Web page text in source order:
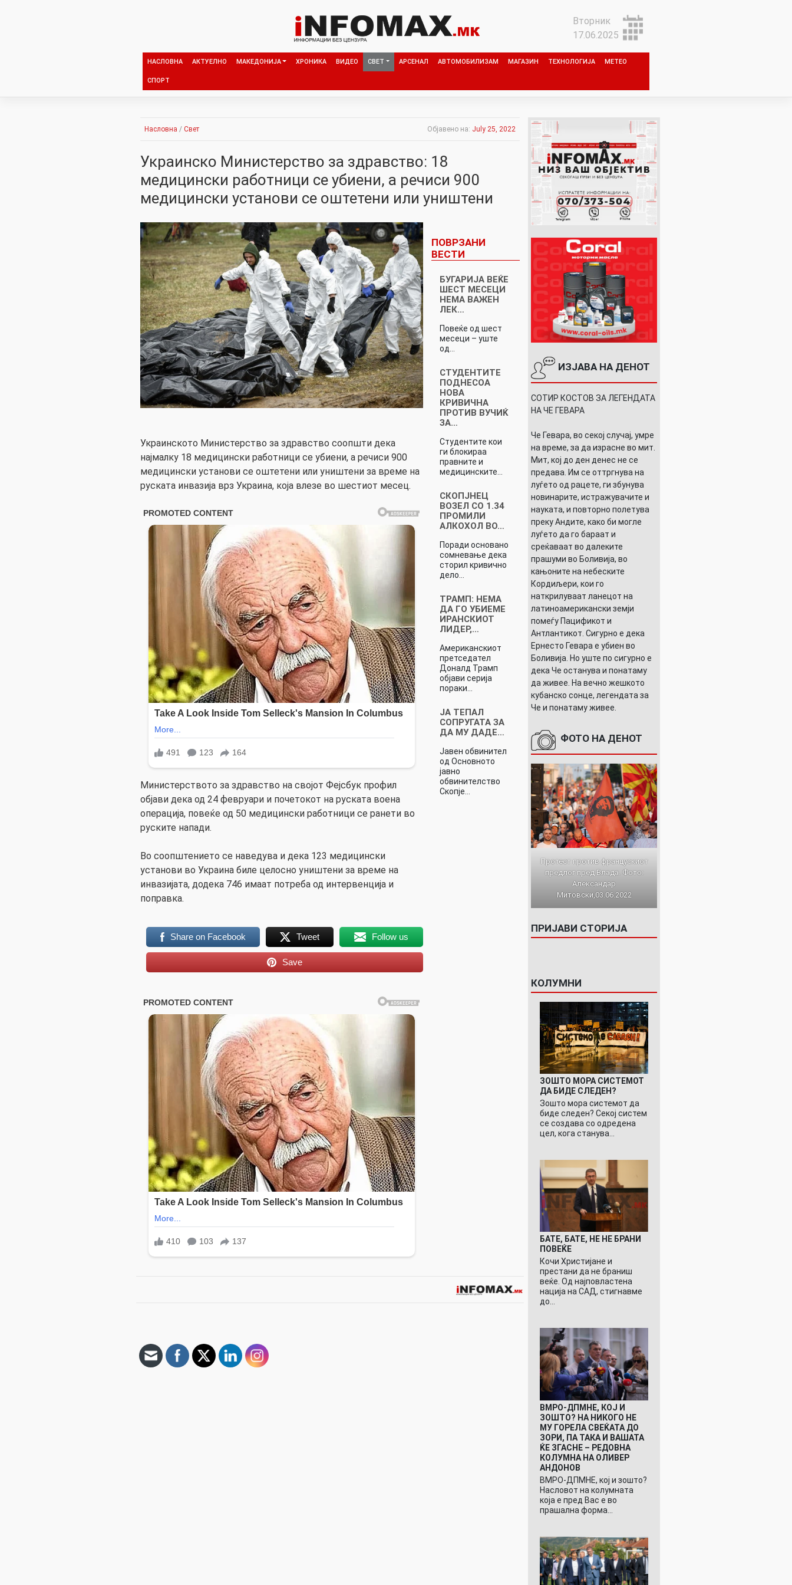
Вторник
17.06.2025
НАСЛОВНА АКТУЕЛНО МАКЕДОНИЈА ХРОНИКА ВИДЕО СВЕТ АРСЕНАЛ АВТОМОБИЛИЗАМ МАГАЗИН ТЕХНОЛОГИЈА МЕТЕО
СПОРТ
Насловна / Свет Објавено на: July 25, 2022
Украинско Министерство за здравство: 18
медицински работници се убиени, а речиси 900
медицински установи се оштетени или уништени
Украинското Министерство за здравство соопшти дека
најмалку 18 медицински работници се убиени, а речиси 900
медицински установи се оштетени или уништени за време на
руската инвазија врз Украина, која влезе во шестиот месец.
Министерството за здравство на својот Фејсбук профил
објави дека од 24 февруари и почетокот на руската воена
операција, повеќе од 50 медицински работници се ранети во
руските напади.
Во соопштението се наведува и дека 123 медицински
установи во Украина биле целосно уништени за време на
инвазијата, додека 746 имаат потреба од интервенција и
поправка.
Share on Facebook Tweet Follow us
Save
ПОВРЗАНИ
ВЕСТИ
БУГАРИЈА ВЕЌЕ
ШЕСТ МЕСЕЦИ
НЕМА ВАЖЕН
ЛЕК…
Повеќе од шест
месеци – уште
од…
СТУДЕНТИТЕ
ПОДНЕСОА
НОВА
КРИВИЧНА
ПРОТИВ ВУЧИЌ
ЗА…
Студентите кои
ги блокираа
правните и
медицинските…
СКОПЈНЕЦ
ВОЗЕЛ СО 1.34
ПРОМИЛИ
АЛКОХОЛ ВО…
Поради основано
сомневање дека
сторил кривично
дело…
ТРАМП: НЕМА
ДА ГО УБИЕМЕ
ИРАНСКИОТ
ЛИДЕР,…
Американскиот
претседател
Доналд Трамп
објави серија
пораки…
ЈА ТЕПАЛ
СОПРУГАТА ЗА
ДА МУ ДАДЕ…
Јавен обвинител
од Основното
јавно
обвинителство
Скопје…
ИЗЈАВА НА ДЕНОТ
СОТИР КОСТОВ ЗА ЛЕГЕНДАТА
НА ЧЕ ГЕВАРА
Че Гевара, во секој случај, умре
на време, за да израсне во мит.
Мит, кој до ден денес не се
предава. Им се оттргнува на
луѓето од рацете, ги збунува
новинарите, истражувачите и
науката, и повторно полетува
преку Андите, како би могле
луѓето да го бараат и
среќаваат во далеките
прашуми во Боливија, во
кањоните на небеските
Кордиљери, кои го
наткрилуваат ланецот на
латиноамерикански земји
помеѓу Пацификот и
Антлантикот. Сигурно е дека
Ернесто Гевара е убиен во
Боливија. Но уште по сигурно е
дека Че останува и понатаму
да живее. На вечно жешкото
кубанско сонце, легендата за
Че и понатаму живее.
ФОТО НА ДЕНОТ
Протест против францускиот
предлог пред Влада. Фото:
Александар
Митовски,03.06.2022
ПРИЈАВИ СТОРИЈА
КОЛУМНИ
ЗОШТО МОРА СИСТЕМОТ
ДА БИДЕ СЛЕДЕН?
Зошто мора системот да
биде следен? Секој систем
се создава со одредена
цел, кога станува…
БАТЕ, БАТЕ, НЕ НЕ БРАНИ
ПОВЕЌЕ
Кочи Христијане и
престани да не браниш
веќе. Од најповластена
нација на САД, стигнавме
до…
ВМРО-ДПМНЕ, КОЈ И
ЗОШТО? НА НИКОГО НЕ
МУ ГОРЕЛА СВЕЌАТА ДО
ЗОРИ, ПА ТАКА И ВАШАТА
ЌЕ ЗГАСНЕ – РЕДОВНА
КОЛУМНА НА ОЛИВЕР
АНДОНОВ
ВМРО-ДПМНЕ, кој и зошто?
Насловот на колумната
која е пред Вас е во
прашална форма…